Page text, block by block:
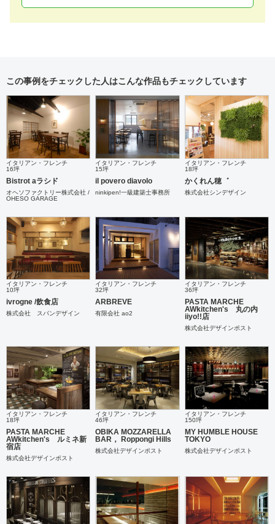
この事例をチェックした人はこんな作品もチェックしています
イタリアン・フレンチ
16坪
Bistrot aラシド
オヘソファクトリー株式会社 /
OHESO GARAGE
イタリアン・フレンチ
15坪
il povero diavolo
ninkipen!一級建築士事務所
イタリアン・フレンチ
18坪
かくれん穂゛
株式会社シンデザイン
イタリアン・フレンチ
10坪
ivrogne /飲食店
株式会社 スパンデザイン
イタリアン・フレンチ
32坪
ARBREVE
有限会社 ao2
イタリアン・フレンチ
36坪
PASTA MARCHE
AWkitchen's 丸の内
iiyo!!店
株式会社デザインポスト
イタリアン・フレンチ
18坪
PASTA MARCHE
AWkitchen's ルミネ新
宿店
株式会社デザインポスト
イタリアン・フレンチ
46坪
OBIKA MOZZARELLA
BAR， Roppongi Hills
株式会社デザインポスト
イタリアン・フレンチ
150坪
MY HUMBLE HOUSE
TOKYO
株式会社デザインポスト